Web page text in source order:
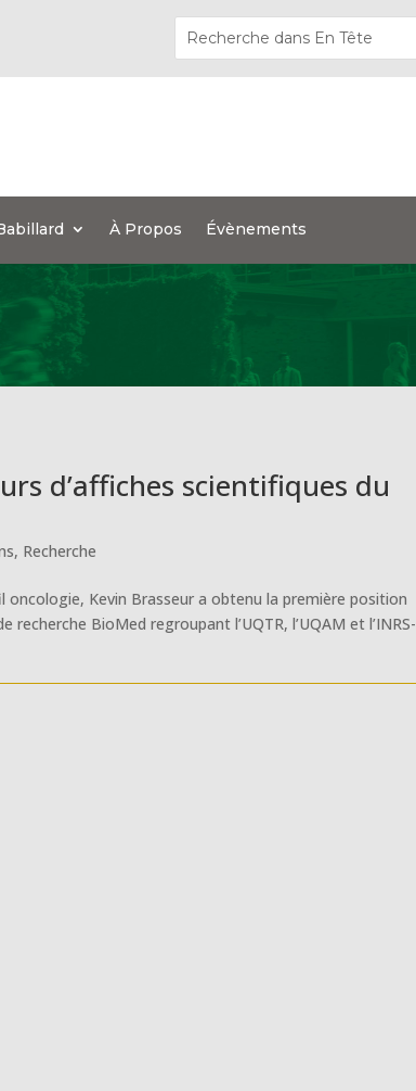
À Propos Évènements
d’affiches scientifiques du
, Recherche
Kevin Brasseur a obtenu la première position
BioMed regroupant l’UQTR, l’UQAM et l’INRS-